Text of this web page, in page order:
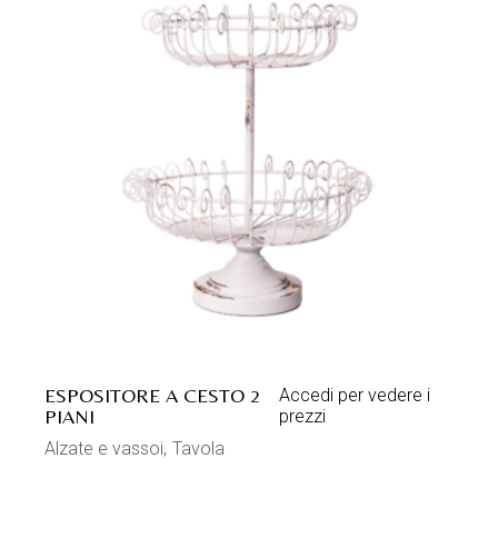
ESPOSITORE A CESTO 2
PIANI
Accedi per vedere i
prezzi
Alzate e vassoi Tavola